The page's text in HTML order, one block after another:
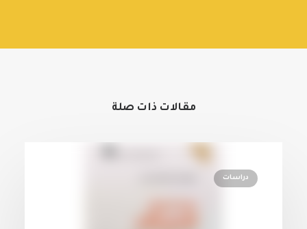
مقالات ذات صلة
دراسات